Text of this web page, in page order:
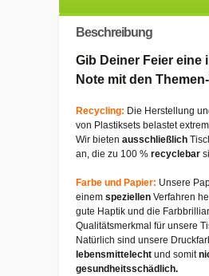
Beschreibung
Gib Deiner Feier eine
Note mit den
Recycling: Die Herstellung
von Plastiksets belastet
Wir bieten ausschließlich
an, die zu 100 % recyclebar
Farbe und Papier: Unsere
einem speziellen Verfahren
gute Haptik und die
Qualitätsmerkmal für unsere
Natürlich sind unsere
lebensmittelecht und somit
gesundheitsschädlich.